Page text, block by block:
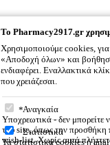
To Pharmacy2917.gr
Χρησιμοποιούμε cookies,
«Αποδοχή όλων» και
ενδιαφέρει. Εναλλακτικά
που χρειάζεσαι.
To
Αναγκαία
Υποχρεωτικά - δεν μπορείτε
του site, όπως την προσθήκη
wish-list. Χωρίς αυτά
Στατιστικά
Τα στατιστικά cookies ή